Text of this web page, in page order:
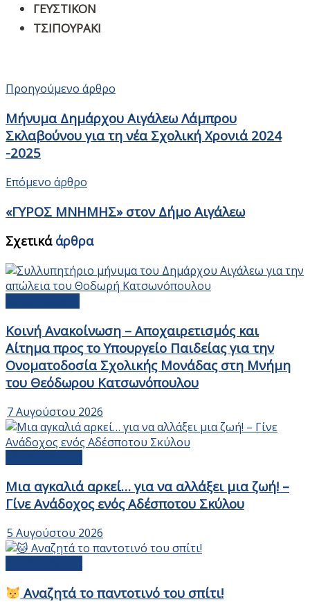
ΓΕΥΣΤΙΚΟΝ
ΤΣΙΠΟΥΡΑΚΙ
Προηγούμενο άρθρο
Μήνυμα Δημάρχου Αιγάλεω Λάμπρου
Σκλαβούνου για τη νέα Σχολική Χρονιά 2024
-2025
Επόμενο άρθρο
«ΓΥΡΟΣ ΜΝΗΜΗΣ» στον Δήμο Αιγάλεω
Σχετικάάρθρα
Κοινή Ανακοίνωση – Αποχαιρετισμός και
Αίτημα προς το Υπουργείο Παιδείας για την
Ονοματοδοσία Σχολικής Μονάδας στη Μνήμη
του Θεόδωρου Κατσωνόπουλου
7 Αυγούστου 2026
Μια αγκαλιά αρκεί… για να αλλάξει μια ζωή! –
Γίνε Ανάδοχος ενός Αδέσποτου Σκύλου
5 Αυγούστου 2026
Αναζητά το παντοτινό του σπίτι!